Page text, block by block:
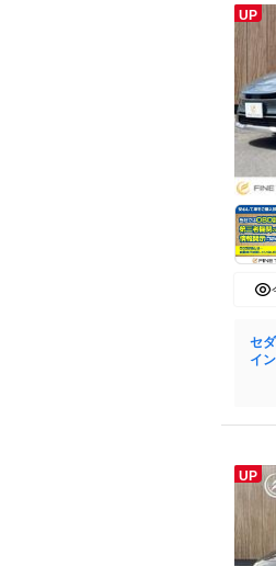
UP
セ
イ
UP